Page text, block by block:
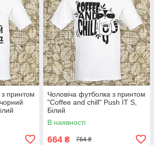
принтом
Чоловіча футболка з принтом
"Coffee and chill" Push IT S,
Білий
В наявності
664 ₴ 764 ₴